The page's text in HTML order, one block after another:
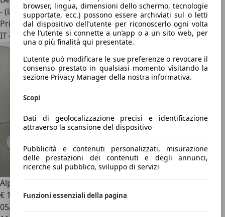
browser, lingua, dimensioni dello schermo, tecnologie
supportate, ecc.) possono essere archiviati sul o letti
dal dispositivo dell’utente per riconoscerlo ogni volta
che l’utente si connette a un’app o a un sito web, per
una o più finalità qui presentate.
L’utente può modificare le sue preferenze o revocare il
consenso prestato in qualsiasi momento visitando la
sezione Privacy Manager della nostra informativa.
Scopi
Dati di geolocalizzazione precisi e identificazione
attraverso la scansione del dispositivo
Pubblicità e contenuti personalizzati, misurazione
delle prestazioni dei contenuti e degli annunci,
ricerche sul pubblico, sviluppo di servizi
Funzioni essenziali della pagina
- (l/100 km)
Privato
IT 41018
Alpine A290
€ 15.0001
05/2025